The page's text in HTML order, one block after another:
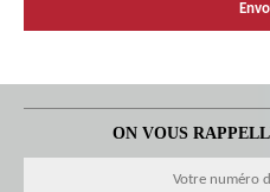
ON VOUS